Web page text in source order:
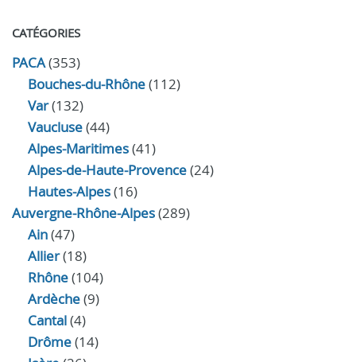
CATÉGORIES
PACA(353)
Bouches-du-Rhône(112)
Var(132)
Vaucluse(44)
Alpes-Maritimes(41)
Alpes-de-Haute-Provence(24)
Hautes-Alpes(16)
Auvergne-Rhône-Alpes(289)
Ain(47)
Allier(18)
Rhône(104)
Ardèche(9)
Cantal(4)
Drôme(14)